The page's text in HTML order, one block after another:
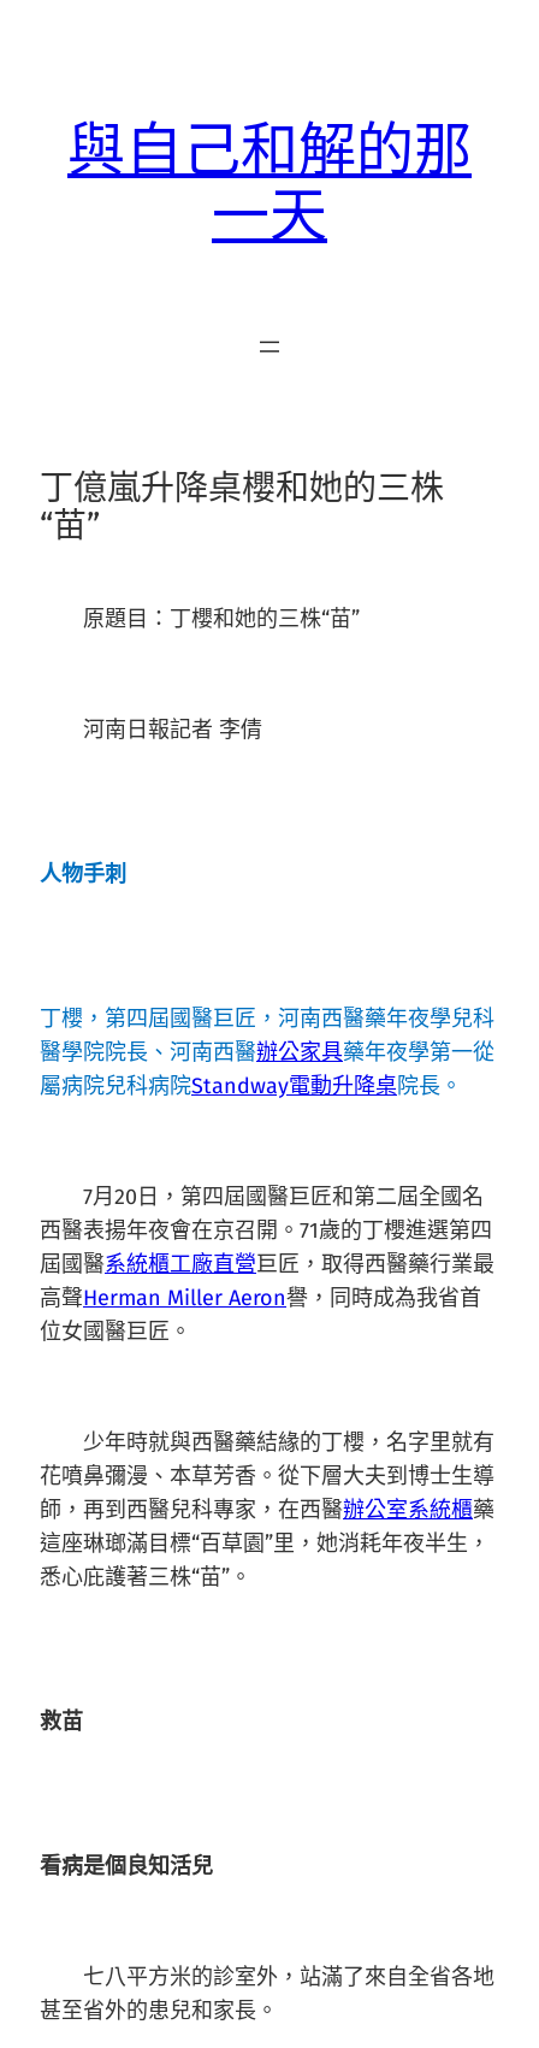
與自己和解的那
一天
丁億嵐升降桌櫻和她的三株
“苗”
原題目：丁櫻和她的三株“苗”
河南日報記者 李倩
人物手刺
丁櫻，第四屆國醫巨匠，河南西醫藥年夜學兒科
醫學院院長、河南西醫辦公家具藥年夜學第一從
屬病院兒科病院Standway電動升降桌院長。
7月20日，第四屆國醫巨匠和第二屆全國名
西醫表揚年夜會在京召開。71歲的丁櫻進選第四
屆國醫系統櫃工廠直營巨匠，取得西醫藥行業最
高聲Herman Miller Aeron譽，同時成為我省首
位女國醫巨匠。
少年時就與西醫藥結緣的丁櫻，名字里就有
花噴鼻彌漫、本草芳香。從下層大夫到博士生導
師，再到西醫兒科專家，在西醫辦公室系統櫃藥
這座琳瑯滿目標“百草園”里，她消耗年夜半生，
悉心庇護著三株“苗”。
救苗
看病是個良知活兒
七八平方米的診室外，站滿了來自全省各地
甚至省外的患兒和家長。